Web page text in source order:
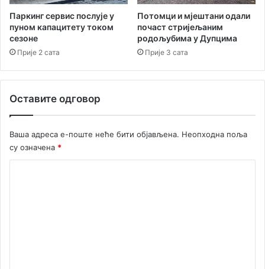
Паркинг сервис послује у
пуном капацитету током
сезоне
Прије 2 сата
Потомци и мјештани одали
почаст стријељаним
родољубима у Дупцима
Прије 3 сата
Оставите одговор
Ваша адреса е-поште неће бити објављена. Неопходна поља
су означена *